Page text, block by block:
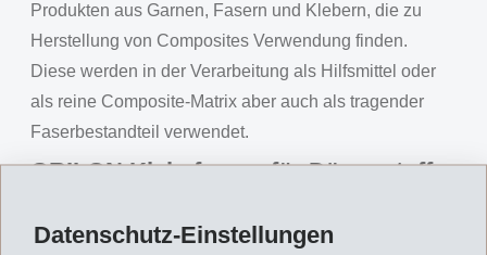
Datenschutz-Einstellungen
Produkten aus Garnen, Fasern und Klebern, die zu
Herstellung von Composites Verwendung finden.
Diese werden in der Verarbeitung als Hilfsmittel oder
als reine Composite-Matrix aber auch als tragender
Faserbestandteil verwendet.
GRILON Klebefasern für Dämmstoffe
In Zusammenarbeit mit grossen Anlagenherstellern